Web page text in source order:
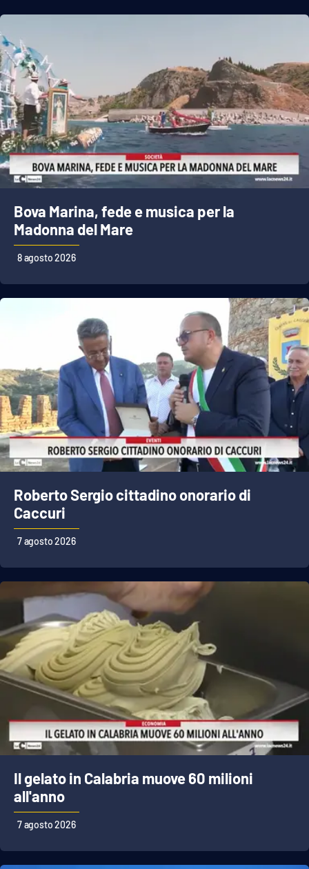
Bova Marina, fede e musica per la
Madonna del Mare
8 agosto 2026
Roberto Sergio cittadino onorario di
Caccuri
7 agosto 2026
Il gelato in Calabria muove 60 milioni
all'anno
7 agosto 2026